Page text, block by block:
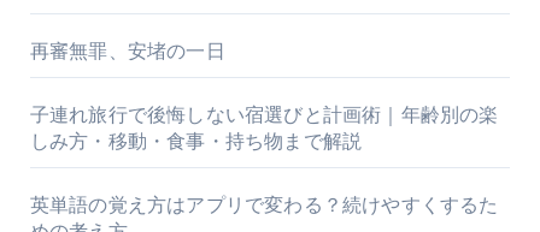
再審無罪、安堵の一日
子連れ旅行で後悔しない宿選びと計画術｜年齢別の楽
しみ方・移動・食事・持ち物まで解説
英単語の覚え方はアプリで変わる？続けやすくするた